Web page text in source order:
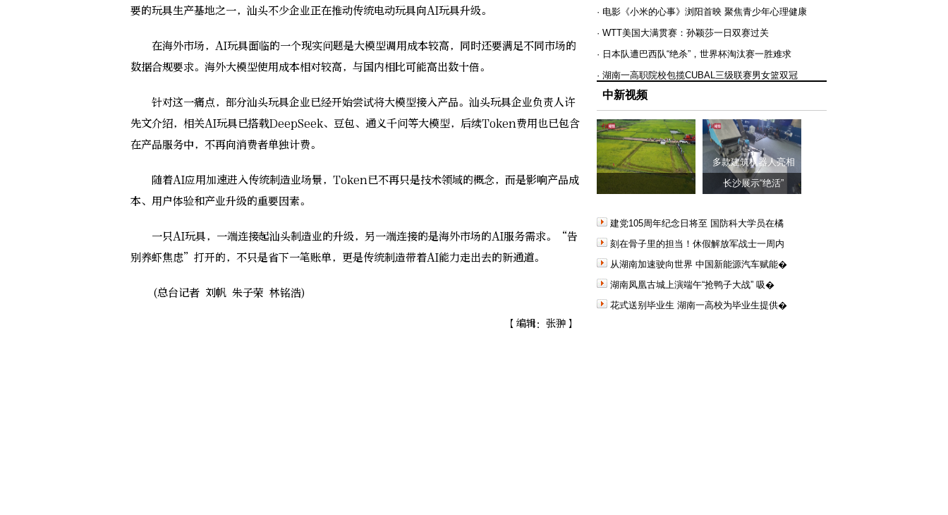
要的玩具生产基地之一，汕头不少企业正在推动传统电动玩具向AI玩具升级。
在海外市场，AI玩具面临的一个现实问题是大模型调用成本较高，同时还要满足不同市场的
数据合规要求。海外大模型使用成本相对较高，与国内相比可能高出数十倍。
针对这一痛点，部分汕头玩具企业已经开始尝试将大模型接入产品。汕头玩具企业负责人许
先文介绍，相关AI玩具已搭载DeepSeek、豆包、通义千问等大模型，后续Token费用也已包含
在产品服务中，不再向消费者单独计费。
随着AI应用加速进入传统制造业场景，Token已不再只是技术领域的概念，而是影响产品成
本、用户体验和产业升级的重要因素。
一只AI玩具，一端连接起汕头制造业的升级，另一端连接的是海外市场的AI服务需求。“告
别养虾焦虑”打开的，不只是省下一笔账单，更是传统制造带着AI能力走出去的新通道。
(总台记者 刘帆 朱子荣 林铭浩)
【编辑：张翀】
· 电影《小米的心事》浏阳首映 聚焦青少年心理健康
· WTT美国大满贯赛：孙颖莎一日双赛过关
· 日本队遭巴西队“绝杀”，世界杯淘汰赛一胜难求
· 湖南一高职院校包揽CUBAL三级联赛男女篮双冠
中新视频
多款建筑机器人亮相
长沙展示“绝活”
建党105周年纪念日将至 国防科大学员在橘
刻在骨子里的担当！休假解放军战士一周内
从湖南加速驶向世界 中国新能源汽车赋能�
湖南凤凰古城上演端午“抢鸭子大战” 吸�
花式送别毕业生 湖南一高校为毕业生提供�